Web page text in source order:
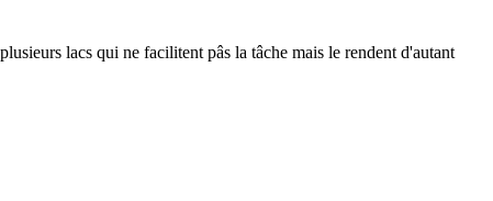
lacs qui ne facilitent pâs la tâche mais le rendent d'autant